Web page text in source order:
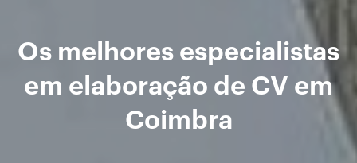
Os melhores especialistas
em elaboração de CV em
Coimbra